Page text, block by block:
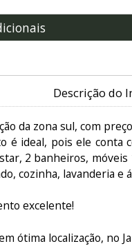
Descrição do
da zona sul, com
é ideal, pois ele conta
2 banheiros, móveis
cozinha, lavanderia e
excelente!
ótima localização, no